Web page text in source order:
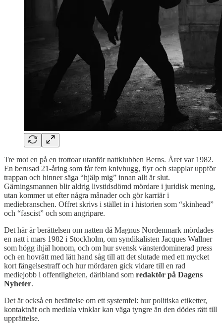
Tre mot en på en trottoar utanför nattklubben Berns. Året var 1982.
En berusad 21-åring som får fem knivhugg, flyr och stapplar uppför
trappan och hinner säga “hjälp mig” innan allt är slut.
Gärningsmannen blir aldrig livstidsdömd mördare i juridisk mening,
utan kommer ut efter några månader och gör karriär i
mediebranschen. Offret skrivs i stället in i historien som “skinhead”
och “fascist” och som angripare.
Det här är berättelsen om natten då Magnus Nordenmark mördades
en natt i mars 1982 i Stockholm, om syndikalisten Jacques Wallner
som högg ihjäl honom, och om hur svensk vänsterdominerad press
och en hovrätt med lätt hand såg till att det slutade med ett mycket
kort fängelsestraff och hur mördaren gick vidare till en rad
mediejobb i offentligheten, däribland som redaktör på Dagens
Nyheter.
Det är också en berättelse om ett systemfel: hur politiska etiketter,
kontaktnät och mediala vinklar kan väga tyngre än den dödes rätt till
upprättelse.